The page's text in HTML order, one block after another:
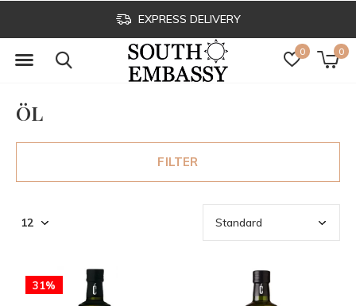
0 0
EXPRESS DELIVERY
ÖL
FILTER
31%